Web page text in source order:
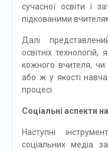
сучасної освіти і
підкованими
Далі
освітніх технологій,
кожного вчителя,
або ж у якості
процесі.
Соціальні аспекти
Наступні
соціальних медіа